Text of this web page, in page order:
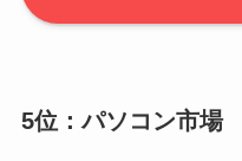
5位：パソコン市場